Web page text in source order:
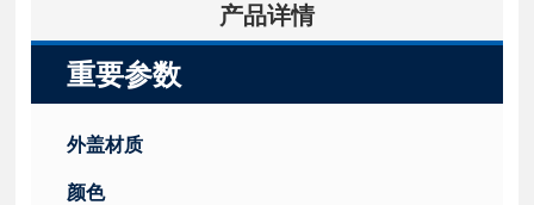
产品详情
重要参数
外盖材质
颜色